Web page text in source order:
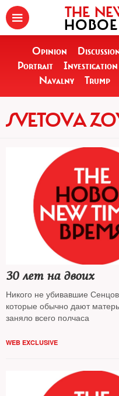
THE
Opinion
Portrait
Investigation
Navalny
Trump
SVETOVA
30 лет на двоих
Никого не убивавшие
которые обычно дают
заняло всего полчаса
WEB EXCLUSIVE